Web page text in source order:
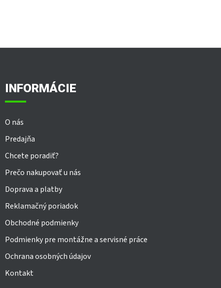
INFORMÁCIE
O nás
Predajňa
Chcete poradiť?
Prečo nakupovať u nás
Doprava a platby
Reklamačný poriadok
Obchodné podmienky
Podmienky pre montážne a servisné práce
Ochrana osobných údajov
Kontakt